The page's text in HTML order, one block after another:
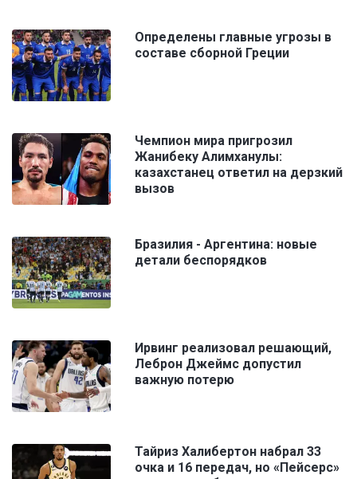
Определены главные угрозы в
составе сборной Греции
Чемпион мира пригрозил
Жанибеку Алимханулы:
казахстанец ответил на дерзкий
вызов
Бразилия - Аргентина: новые
детали беспорядков
Ирвинг реализовал решающий,
Леброн Джеймс допустил
важную потерю
Тайриз Халибертон набрал 33
очка и 16 передач, но «Пейсерс»